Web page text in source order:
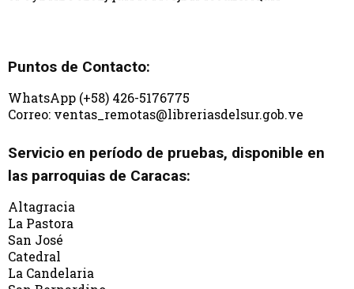
Puntos de Contacto:
WhatsApp (+58) 426-5176775
Correo: ventas_remotas@libreriasdelsur.gob.ve
Servicio en período de pruebas, disponible en
las parroquias de Caracas:
Altagracia
La Pastora
San José
Catedral
La Candelaria